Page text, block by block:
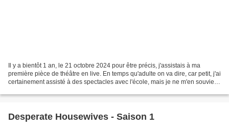
Il y a bientôt 1 an, le 21 octobre 2024 pour être précis, j'assistais à ma
première pièce de théâtre en live. En temps qu'adulte on va dire, car petit, j'ai
certainement assisté à des spectacles avec l'école, mais je ne m'en souviens
Desperate Housewives - Saison 1